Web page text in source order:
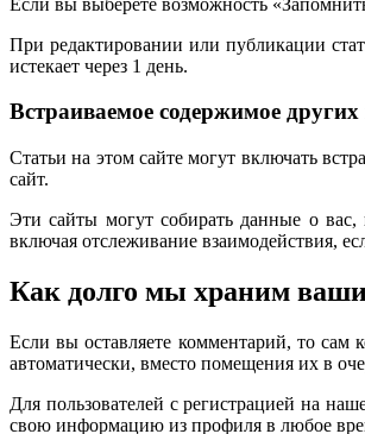
При редактировании или публикации
истекает через 1 день.
Встраиваемое содержимое других
Статьи на этом сайте могут включать
сайт.
Эти сайты могут собирать данные о вас,
включая отслеживание взаимодействия,
Как долго мы храним
Если вы оставляете комментарий, то сам
автоматически, вместо помещения их в
Для пользователей с регистрацией на
свою информацию из профиля в любое